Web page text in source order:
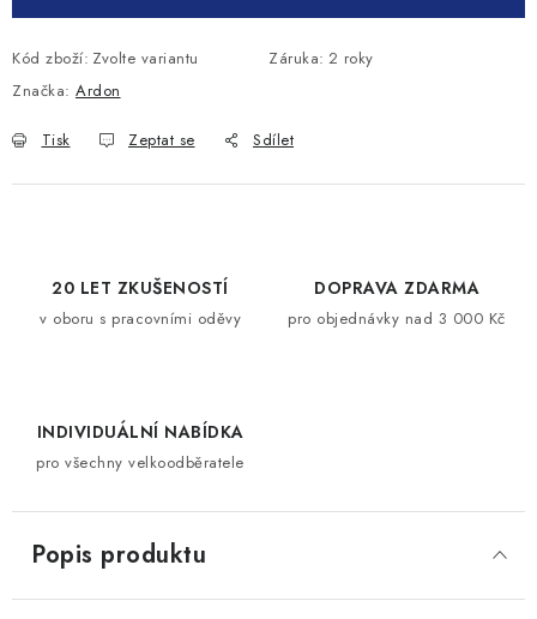
Kód zboží: Zvolte variantu Záruka: 2 roky
Značka: Ardon
Tisk Zeptat se Sdílet
20 LET ZKUŠENOSTÍ
v oboru s pracovními oděvy
DOPRAVA ZDARMA
pro objednávky nad 3 000 Kč
INDIVIDUÁLNÍ NABÍDKA
pro všechny velkoodběratele
Popis produktu